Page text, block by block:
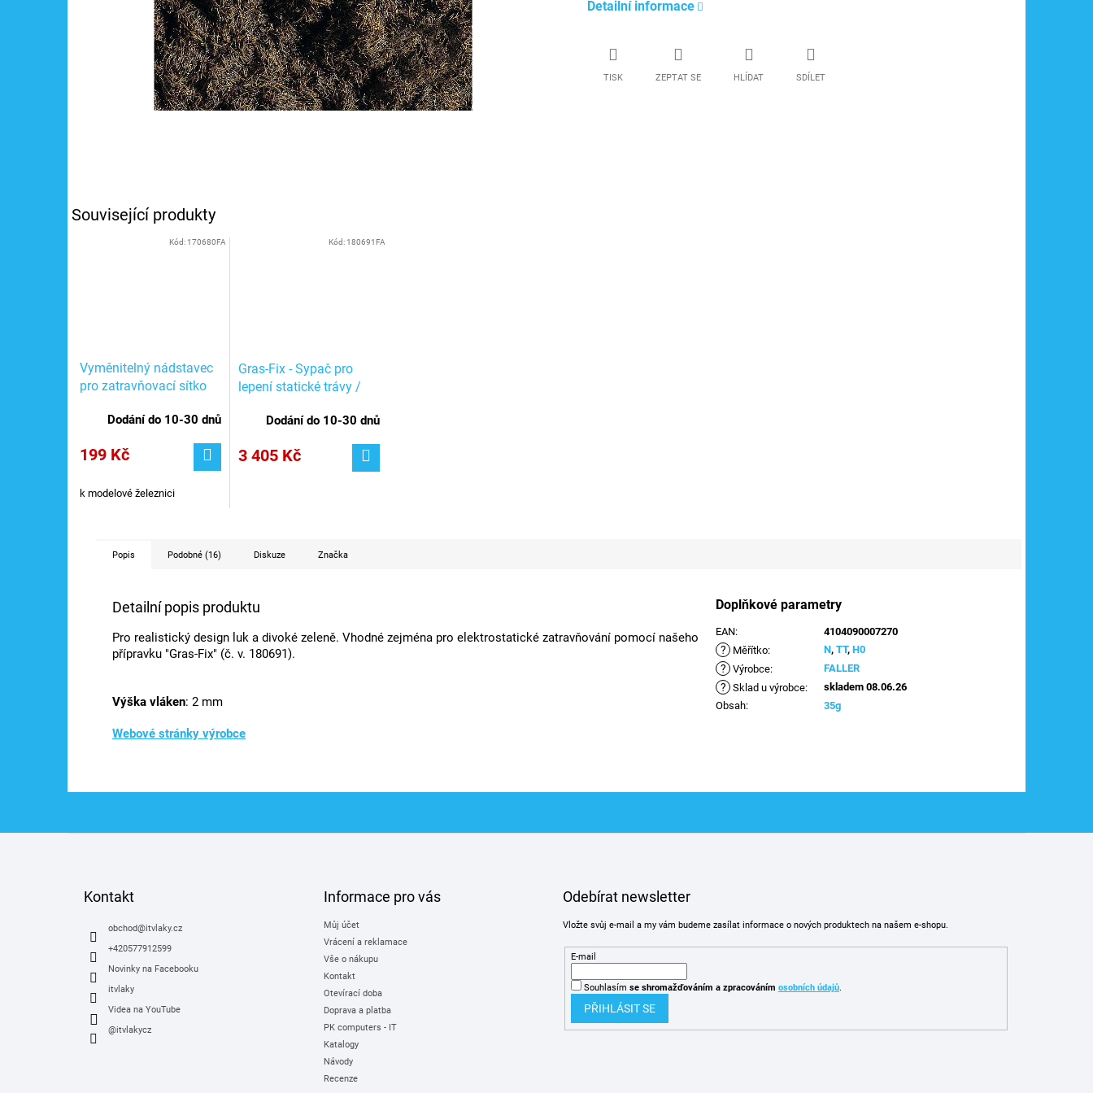
Detailní informace
TISK ZEPTAT SE HLÍDAT SDÍLET
Související produkty
Vyměnitelný nádstavec
pro zatravňovací sítko
Dodání do 10-30 dnů
199 Kč
k modelové železnici
Kód: 170680FA
Gras-Fix - Sypač pro
lepení statické trávy /
Dodání do 10-30 dnů
3 405 Kč
Kód: 180691FA
Popis Podobné (16) Diskuze Značka
Detailní popis produktu
Pro realistický design luk a divoké zeleně. Vhodné zejména pro elektrostatické zatravňování pomocí našeho
přípravku "Gras-Fix" (č. v. 180691).
Výška vláken: 2 mm
Webové stránky výrobce
Doplňkové parametry
EAN: 4104090007270
? Měřítko: N,TT,H0
? Výrobce: FALLER
? Sklad u výrobce:
skladem 08.06.26
Obsah: 35g
Kontakt
obchod@itvlaky.cz
+420577912599
Novinky na Facebooku
itvlaky
Videa na YouTube
@itvlakycz
Informace pro vás
Můj účet
Vrácení a reklamace
Vše o nákupu
Kontakt
Otevírací doba
Doprava a platba
PK computers - IT
Katalogy
Návody
Recenze
Odebírat newsletter
Vložte svůj e-mail a my vám budeme zasílat informace o nových produktech na našem e-shopu.
E-mail
Souhlasím se shromažďováním a zpracováním osobních údajů.
PŘIHLÁSIT SE